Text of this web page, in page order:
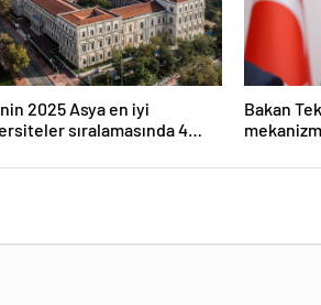
2025 Asya en iyi
sıralamasında 4
Bakan